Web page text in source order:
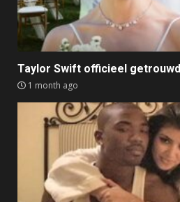
Taylor Swift officieel
1 month ago